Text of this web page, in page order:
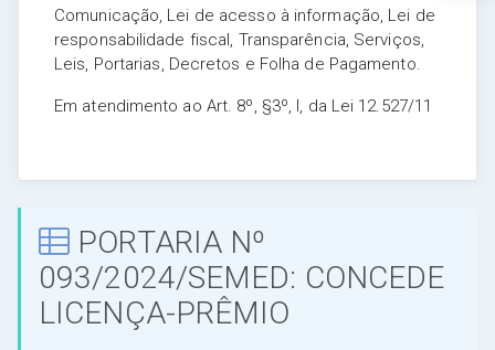
Comunicação, Lei de acesso à informação, Lei de
responsabilidade fiscal, Transparência, Serviços,
Leis, Portarias, Decretos e Folha de Pagamento.
Em atendimento ao Art. 8º, §3º, I, da Lei 12.527/11
PORTARIA Nº
093/2024/SEMED: CONCEDE
LICENÇA-PRÊMIO